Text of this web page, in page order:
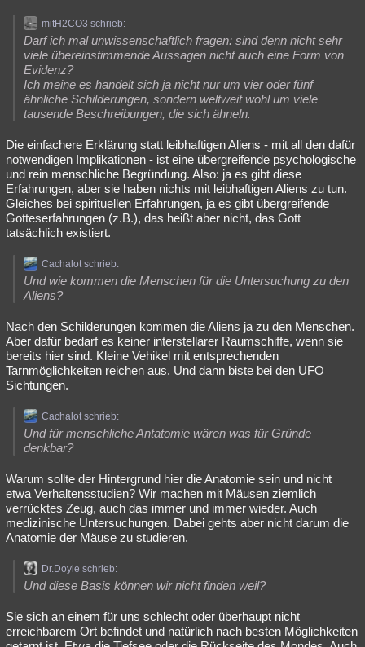
mitH2CO3 schrieb:
Darf ich mal unwissenschaftlich fragen: sind denn nicht sehr
viele übereinstimmende Aussagen nicht auch eine Form von
Evidenz?
Ich meine es handelt sich ja nicht nur um vier oder fünf
ähnliche Schilderungen, sondern weltweit wohl um viele
tausende Beschreibungen, die sich ähneln.
Die einfachere Erklärung statt leibhaftigen Aliens - mit all den dafür
notwendigen Implikationen - ist eine übergreifende psychologische
und rein menschliche Begründung. Also: ja es gibt diese
Erfahrungen, aber sie haben nichts mit leibhaftigen Aliens zu tun.
Gleiches bei spirituellen Erfahrungen, ja es gibt übergreifende
Gotteserfahrungen (z.B.), das heißt aber nicht, das Gott
tatsächlich existiert.
Cachalot schrieb:
Und wie kommen die Menschen für die Untersuchung zu den
Aliens?
Nach den Schilderungen kommen die Aliens ja zu den Menschen.
Aber dafür bedarf es keiner interstellarer Raumschiffe, wenn sie
bereits hier sind. Kleine Vehikel mit entsprechenden
Tarnmöglichkeiten reichen aus. Und dann biste bei den UFO
Sichtungen.
Cachalot schrieb:
Und für menschliche Antatomie wären was für Gründe
denkbar?
Warum sollte der Hintergrund hier die Anatomie sein und nicht
etwa Verhaltensstudien? Wir machen mit Mäusen ziemlich
verrücktes Zeug, auch das immer und immer wieder. Auch
medizinische Untersuchungen. Dabei gehts aber nicht darum die
Anatomie der Mäuse zu studieren.
Dr.Doyle schrieb:
Und diese Basis können wir nicht finden weil?
Sie sich an einem für uns schlecht oder überhaupt nicht
erreichbarem Ort befindet und natürlich nach besten Möglichkeiten